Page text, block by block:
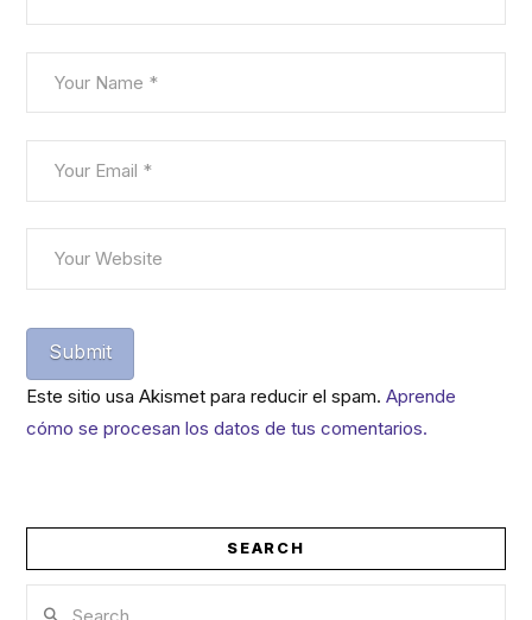
Este sitio usa Akismet para reducir el spam.Aprende
cómo se procesan los datos de tus comentarios.
SEARCH